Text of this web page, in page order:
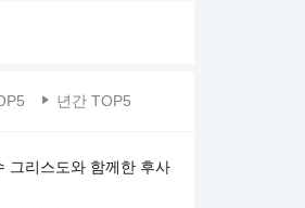
년간 TOP5
그리스도와 함께한 후사